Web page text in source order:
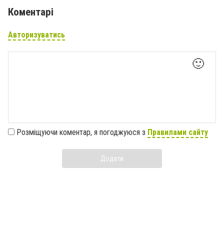
Коментарі
Авторизуватись
🙂
Розміщуючи коментар, я погоджуюся з Правилами сайту
Додати